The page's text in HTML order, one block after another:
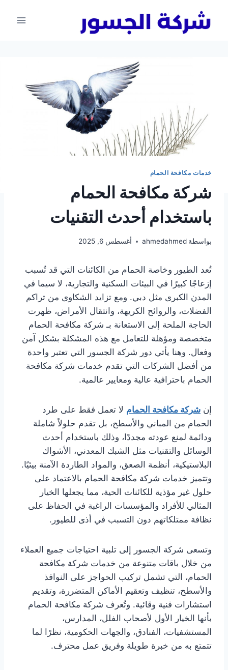
خدمات مكافحة الحمام
شركة مكافحة الحمام
باستخدام أحدث التقنيات
بواسطة ahmedahmed أغسطس 6, 2025
تُعد الطيور وخاصة الحمام من الكائنات التي قد تُسبب
إزعاجًا كبيرًا في البيئات السكنية والتجارية، لا سيما في
المدن الكبرى مثل دبي. ومع تزايد الشكاوى من تراكم
الفضلات، والروائح الكريهة، وانتقال الأمراض، ظهرت
الحاجة الملحة إلى الاستعانة بـ شركة مكافحة الحمام
متخصصة ومؤهلة للتعامل مع هذه المشكلة بشكل آمن
وفعال. وهنا يأتي دور شركة الجسور التي تعتبر واحدة
من أفضل الشركات التي تقدم خدمات شركة مكافحة
الحمام باحترافية عالية ومعايير عالمية.
إن شركة مكافحة الحمام لا تعمل فقط على طرد
الحمام من المباني والأسطح، بل تقدم حلولاً شاملة
ودائمة لمنع عودته مجددًا، وذلك باستخدام أحدث
الوسائل والتقنيات مثل الشبك المعدني، الأشواك
البلاستيكية، أنظمة الصعق، والمواد الطاردة الآمنة بيئيًا.
وتتميز خدمات شركة مكافحة الحمام بالاعتماد على
حلول غير مؤذية للكائنات الحية، مما يجعلها الخيار
المثالي للأفراد والمؤسسات الراغبة في الحفاظ على
نظافة ممتلكاتهم دون التسبب في أذى للطيور.
وتسعى شركة الجسور إلى تلبية احتياجات جميع العملاء
من خلال باقات متنوعة من خدمات شركة مكافحة
الحمام، التي تشمل تركيب الحواجز على النوافذ
والأسطح، تنظيف وتعقيم الأماكن المتضررة، وتقديم
استشارات فنية وقائية. وتُعرف شركة مكافحة الحمام
بأنها الخيار الأول لأصحاب الفلل، المدارس،
المستشفيات، الفنادق، والجهات الحكومية، نظرًا لما
تتمتع به من خبرة طويلة وفريق عمل محترف.